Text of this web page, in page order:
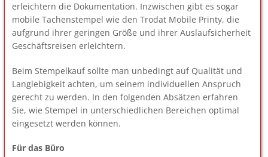
erleichtern die Dokumentation. Inzwischen gibt es sogar
mobile Tachenstempel wie den Trodat Mobile Printy, die
aufgrund ihrer geringen Größe und ihrer Auslaufsicherheit
Geschäftsreisen erleichtern.
Beim Stempelkauf sollte man unbedingt auf Qualität und
Langlebigkeit achten, um seinem individuellen Anspruch
gerecht zu werden. In den folgenden Absätzen erfahren
Sie, wie Stempel in unterschiedlichen Bereichen optimal
eingesetzt werden können.
Für das Büro